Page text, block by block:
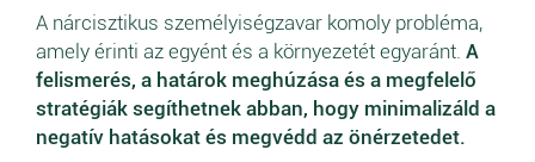
A nárcisztikus személyiségzavar komoly probléma,
amely érinti az egyént és a környezetét egyaránt. A
felismerés, a határok meghúzása és a megfelelő
stratégiák segíthetnek abban, hogy minimalizáld a
negatív hatásokat és megvédd az önérzetedet.